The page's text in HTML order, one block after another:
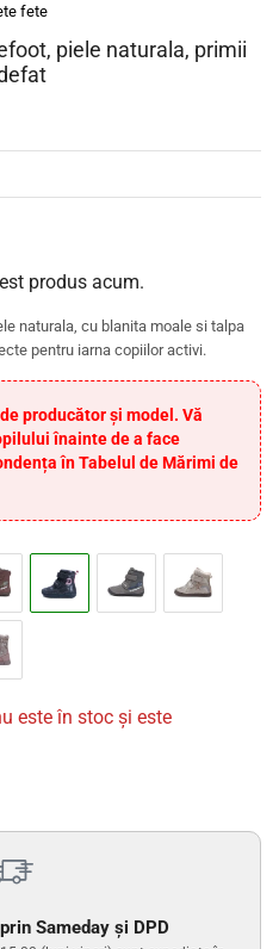
fete
piele naturala, primii
produs acum.
naturala, cu blanita moale si talpa
pentru iarna copiilor activi.
producător și model. Vă
înainte de a face
în Tabelul de Mărimi de
este în stoc și este
Sameday și DPD